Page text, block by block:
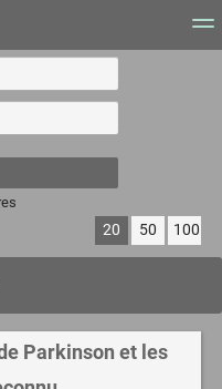
20 50 100
Parkinson et les